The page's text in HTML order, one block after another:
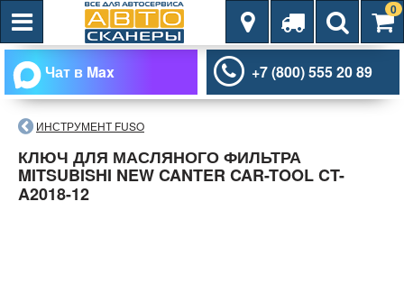
0
Чат в Max +7 (800) 555 20 89
ИНСТРУМЕНТ FUSO
КЛЮЧ ДЛЯ МАСЛЯНОГО ФИЛЬТРА
MITSUBISHI NEW CANTER CAR-TOOL CT-
A2018-12